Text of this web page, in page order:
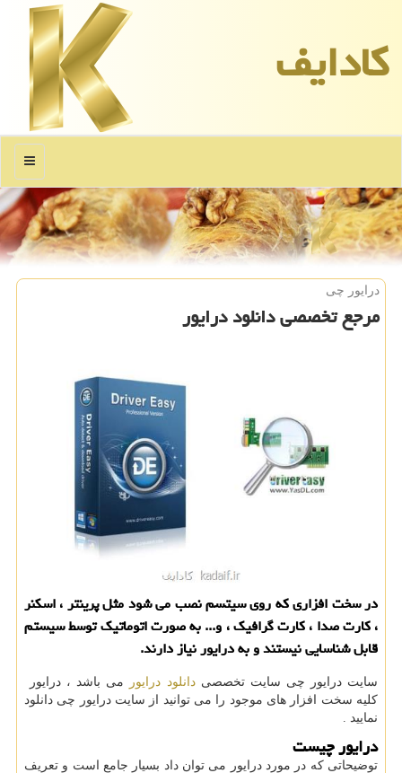
كادایف
منو
درایور چی
مرجع تخصصی دانلود درایور
در سخت افزاری كه روی سیتسم نصب می شود مثل پرینتر ، اسكنر
، كارت صدا ، كارت گرافیك ، و... به صورت اتوماتیك توسط سیستم
قابل شناسایی نیستند و به درایور نیاز دارند.
سایت درایور چی سایت تخصصیدانلود درایور
می باشد ، درایور
کلیه سخت افزار های موجود را می توانید از سایت درایور چی دانلود
نمایید .
درایور چیست
توضیحاتی که در مورد درایور می توان داد بسیار جامع است و تعریف